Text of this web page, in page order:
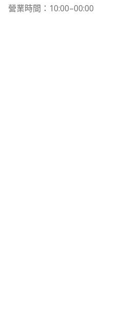
營業時間：10:00–00:00